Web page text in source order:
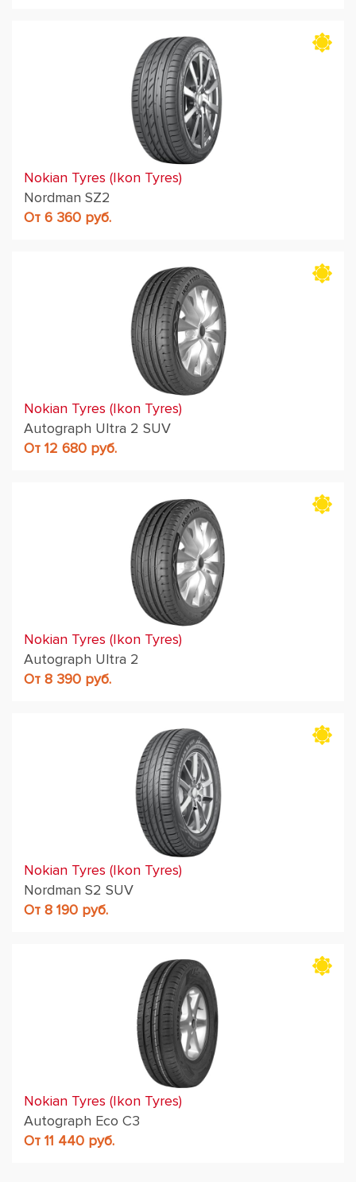
Nokian Tyres (Ikon Tyres)
Nordman SZ2
От 6 360 руб.
Nokian Tyres (Ikon Tyres)
Autograph Ultra 2 SUV
От 12 680 руб.
Nokian Tyres (Ikon Tyres)
Autograph Ultra 2
От 8 390 руб.
Nokian Tyres (Ikon Tyres)
Nordman S2 SUV
От 8 190 руб.
Nokian Tyres (Ikon Tyres)
Autograph Eco C3
От 11 440 руб.